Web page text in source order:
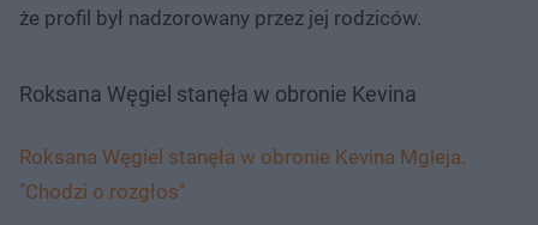
że profil był nadzorowany przez jej rodziców.
Roksana Węgiel stanęła w obronie Kevina
Roksana Węgiel stanęła w obronie Kevina Mgleja.
"Chodzi o rozgłos"